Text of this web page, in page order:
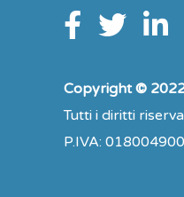
Copyright ©
Tutti i diritti
P.IVA: